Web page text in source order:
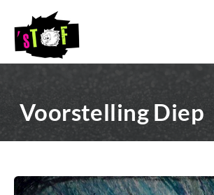
Voorstelling Diep